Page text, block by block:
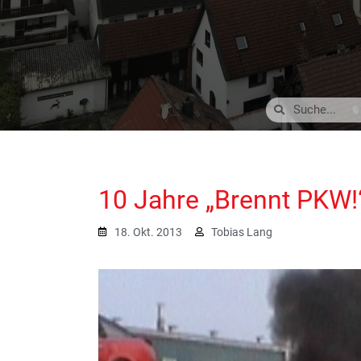
10 Jahre „Brennt
18. Okt. 2013 Tobias Lang